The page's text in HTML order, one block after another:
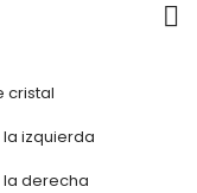
cristal
izquierda
la derecha